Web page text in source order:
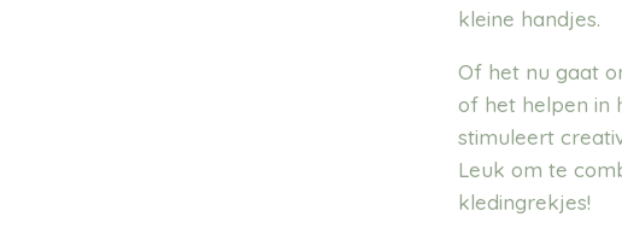
kleine handjes.
Of het nu gaat
of het helpen in
stimuleert
Leuk om te
kledingrekjes!